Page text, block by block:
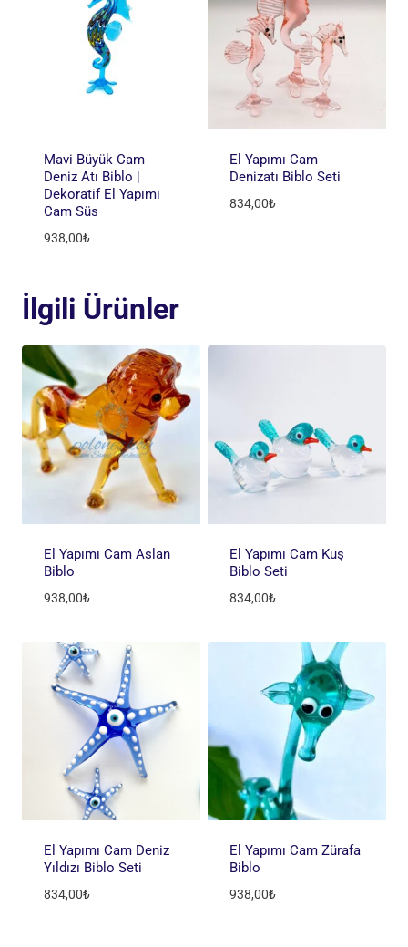
Mavi Büyük Cam
Deniz Atı Biblo |
Dekoratif El Yapımı
Cam Süs
938,00₺
El Yapımı Cam
Denizatı Biblo Seti
834,00₺
İlgili Ürünler
El Yapımı Cam Aslan
Biblo
938,00₺
El Yapımı Cam Kuş
Biblo Seti
834,00₺
El Yapımı Cam Deniz
Yıldızı Biblo Seti
834,00₺
El Yapımı Cam Zürafa
Biblo
938,00₺